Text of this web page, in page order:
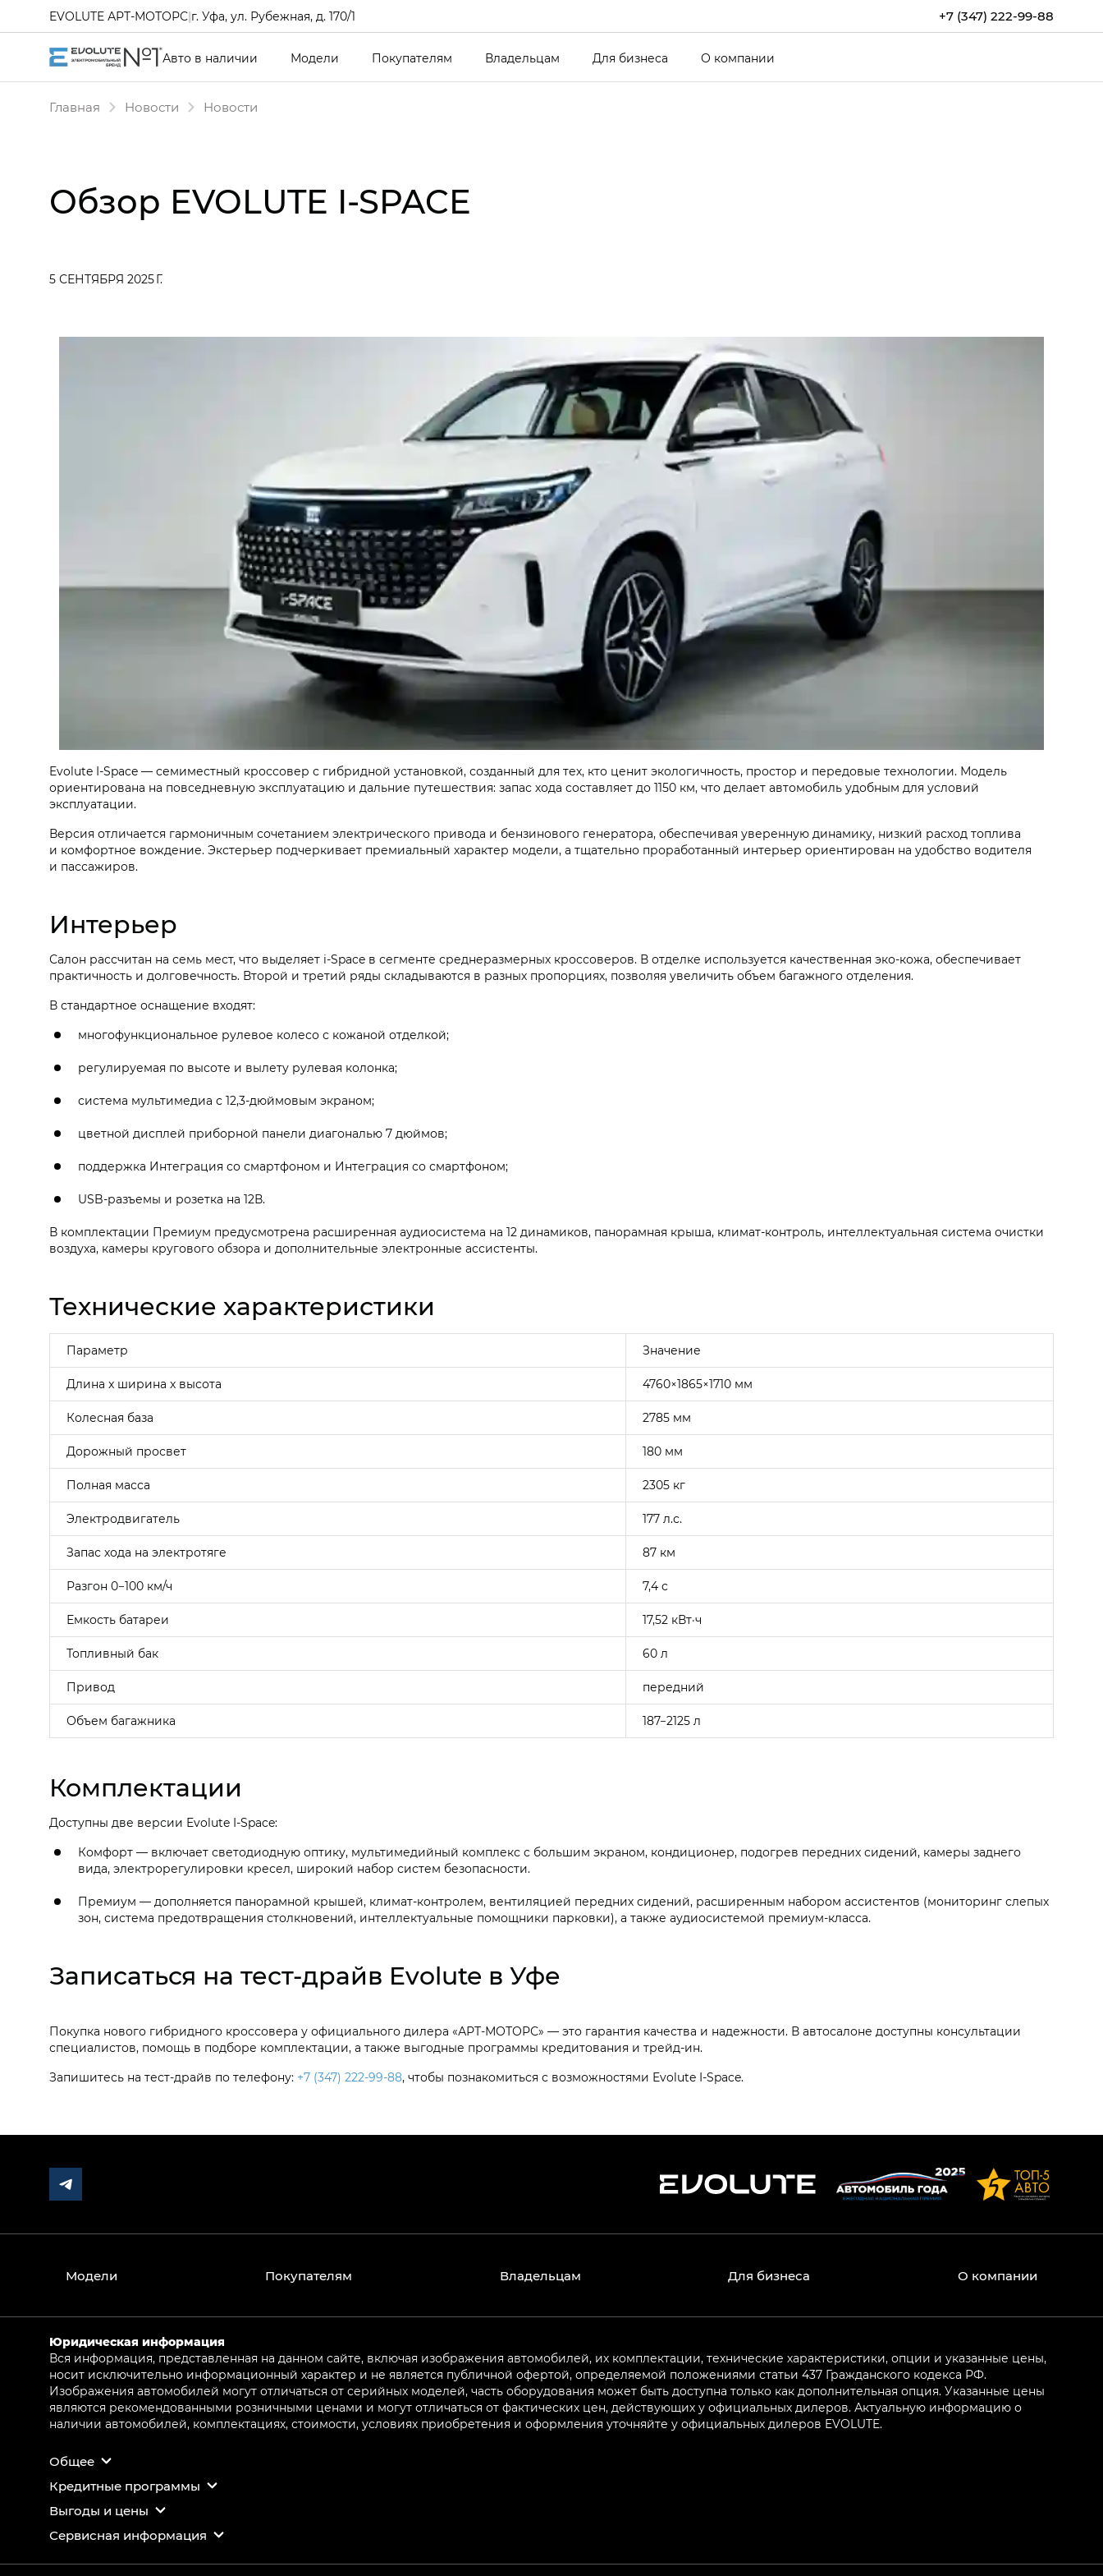
+7 (347) 222-99-88
EVOLUTE АРТ-МОТОРС|г. Уфа, ул. Рубежная, д. 170/1
Авто в наличии Модели Покупателям Владельцам Для бизнеса О компании
Главная Новости Новости
Обзор EVOLUTE I-SPACE
5 СЕНТЯБРЯ 2025 Г.
Evolute I-Space — семиместный кроссовер с гибридной установкой, созданный для тех, кто ценит экологичность, простор и передовые технологии. Модель
ориентирована на повседневную эксплуатацию и дальние путешествия: запас хода составляет до 1150 км, что делает автомобиль удобным для условий
эксплуатации.
Версия отличается гармоничным сочетанием электрического привода и бензинового генератора, обеспечивая уверенную динамику, низкий расход топлива
и комфортное вождение. Экстерьер подчеркивает премиальный характер модели, а тщательно проработанный интерьер ориентирован на удобство водителя
и пассажиров.
Интерьер
Салон рассчитан на семь мест, что выделяет i-Space в сегменте среднеразмерных кроссоверов. В отделке используется качественная эко-кожа, обеспечивает
практичность и долговечность. Второй и третий ряды складываются в разных пропорциях, позволяя увеличить объем багажного отделения.
В стандартное оснащение входят:
многофункциональное рулевое колесо с кожаной отделкой;
регулируемая по высоте и вылету рулевая колонка;
система мультимедиа с 12,3-дюймовым экраном;
цветной дисплей приборной панели диагональю 7 дюймов;
поддержка Интеграция со смартфоном и Интеграция со смартфоном;
USB-разъемы и розетка на 12В.
В комплектации Премиум предусмотрена расширенная аудиосистема на 12 динамиков, панорамная крыша, климат-контроль, интеллектуальная система очистки
воздуха, камеры кругового обзора и дополнительные электронные ассистенты.
Технические характеристики
Параметр Значение
Длина x ширина x высота 4760×1865×1710 мм
Колесная база 2785 мм
Дорожный просвет 180 мм
Полная масса 2305 кг
Электродвигатель 177 л.с.
Запас хода на электротяге 87 км
Разгон 0−100 км/ч 7,4 с
Емкость батареи 17,52 кВт·ч
Топливный бак 60 л
Привод передний
Объем багажника 187−2125 л
Комплектации
Доступны две версии Evolute I-Space:
Комфорт — включает светодиодную оптику, мультимедийный комплекс с большим экраном, кондиционер, подогрев передних сидений, камеры заднего
вида, электрорегулировки кресел, широкий набор систем безопасности.
Премиум — дополняется панорамной крышей, климат-контролем, вентиляцией передних сидений, расширенным набором ассистентов (мониторинг слепых
зон, система предотвращения столкновений, интеллектуальные помощники парковки), а также аудиосистемой премиум-класса.
Записаться на тест-драйв Evolute в Уфе
Покупка нового гибридного кроссовера у официального дилера «АРТ-МОТОРС» — это гарантия качества и надежности. В автосалоне доступны консультации
специалистов, помощь в подборе комплектации, а также выгодные программы кредитования и трейд-ин.
Запишитесь на тест-драйв по телефону: +7 (347) 222-99-88, чтобы познакомиться с возможностями Evolute I-Space.
Модели Покупателям Владельцам Для бизнеса О компании
Юридическая информация
Вся информация, представленная на данном сайте, включая изображения автомобилей, их комплектации, технические характеристики, опции и указанные цены,
носит исключительно информационный характер и не является публичной офертой, определяемой положениями статьи 437 Гражданского кодекса РФ.
Изображения автомобилей могут отличаться от серийных моделей, часть оборудования может быть доступна только как дополнительная опция. Указанные цены
являются рекомендованными розничными ценами и могут отличаться от фактических цен, действующих у официальных дилеров. Актуальную информацию о
наличии автомобилей, комплектациях, стоимости, условиях приобретения и оформления уточняйте у официальных дилеров EVOLUTE.
Общее
Кредитные программы
Выгоды и цены
Сервисная информация